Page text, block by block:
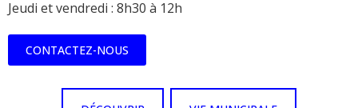
Jeudi et vendredi : 8h30 à 12h
CONTACTEZ-NOUS